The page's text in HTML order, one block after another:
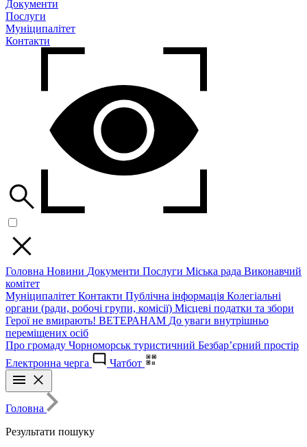
Документи
Послуги
Муніципалітет
Контакти
Головна Новини Документи Послуги Міська рада Виконавчий
комітет
Муніципалітет Контакти Публічна інформація Колегіальні
органи (ради, робочі групи, комісії) Місцеві податки та збори
Герої не вмирають! ВЕТЕРАНАМ До уваги внутрішньо
переміщених осіб
Про громаду Чорноморськ туристичний Безбар’єрний простір
Електронна черга
Чатбот
Головна
Результати пошуку